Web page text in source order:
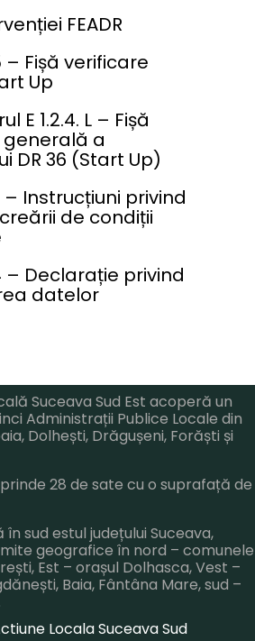
FEADR
– Fișă verificare
Up
E 1.2.4. L – Fișă
a
DR 36 (Start Up)
– Instrucțiuni privind
de condiții
– Declarație privind
datelor
Suceava Sud Est acoperă un
Administrații Publice Locale din
Dolhești, Drăgușeni, Forăști și
28 de sate cu o suprafață de
sud estul județului Suceava,
geografice în nord – comunele
Est – orașul Dolhasca, Vest –
Baia, Fântâna Mare, sud –
Locala Suceava Sud